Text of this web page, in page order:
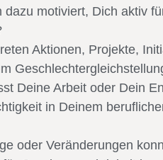
dazu motiviert, Dich aktiv
Aktionen, Projekte,
Deine Arbeit oder Dein
in Deinem
oder Veränderungen